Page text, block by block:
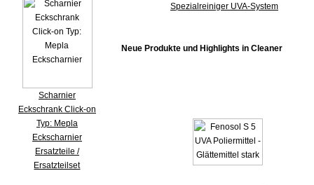
Scharnier
Eckschrank Click-on
Typ: Mepla
Eckscharnier
Ersatzteile /
Ersatzteilset
Spezialreiniger UVA-System
Neue Produkte und Highlights in Cleaner